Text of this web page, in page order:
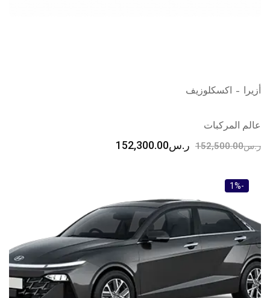
أزيرا – اكسكلوزيف
عالم المركبات
ر.س152,500.00 ر.س152,300.00
-1%